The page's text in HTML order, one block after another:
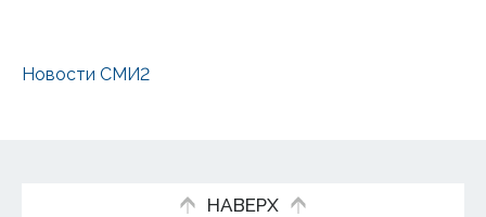
Новости СМИ2
НАВЕРХ